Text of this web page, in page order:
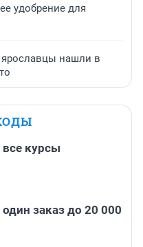
удобрение для
ярославцы нашли в
все курсы
заказ до 20 000